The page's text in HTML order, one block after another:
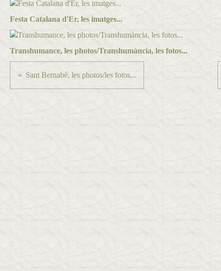
Festa Catalana d'Er, les imatges...
Transhumance, les photos/Transhumància, les fotos...
Sant Bernabé, les photos/les fotos...